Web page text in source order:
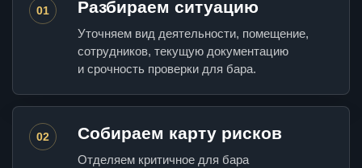
01 Разбираем ситуацию
Уточняем вид деятельности, помещение,
сотрудников, текущую документацию
и срочность проверки для бара.
02 Собираем карту рисков
Отделяем критичное для бара